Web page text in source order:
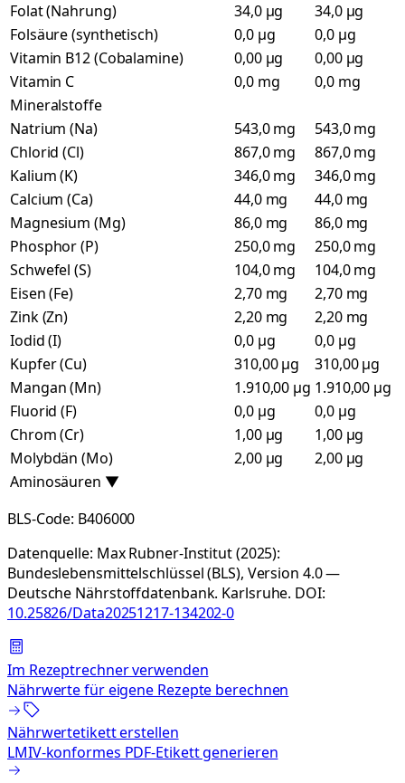
Folat (Nahrung)
34,0 µg
34,0 µg
Folsäure (synthetisch)
0,0 µg
0,0 µg
Vitamin B12 (Cobalamine)
0,00 µg
0,00 µg
Vitamin C
0,0 mg
0,0 mg
Mineralstoffe
Natrium (Na)
543,0 mg
543,0 mg
Chlorid (Cl)
867,0 mg
867,0 mg
Kalium (K)
346,0 mg
346,0 mg
Calcium (Ca)
44,0 mg
44,0 mg
Magnesium (Mg)
86,0 mg
86,0 mg
Phosphor (P)
250,0 mg
250,0 mg
Schwefel (S)
104,0 mg
104,0 mg
Eisen (Fe)
2,70 mg
2,70 mg
Zink (Zn)
2,20 mg
2,20 mg
Iodid (I)
0,0 µg
0,0 µg
Kupfer (Cu)
310,00 µg
310,00 µg
Mangan (Mn)
1.910,00 µg 1.910,00 µg
Fluorid (F)
0,0 µg
0,0 µg
Chrom (Cr)
1,00 µg
1,00 µg
Molybdän (Mo)
2,00 µg
2,00 µg
Aminosäuren ▼
BLS-Code: B406000
Datenquelle: Max Rubner-Institut (2025):
Bundeslebensmittelschlüssel (BLS), Version 4.0 —
Deutsche Nährstoffdatenbank. Karlsruhe. DOI:
10.25826/Data20251217-134202-0
Im Rezeptrechner verwenden
Nährwerte für eigene Rezepte berechnen
Nährwertetikett erstellen
LMIV-konformes PDF-Etikett generieren